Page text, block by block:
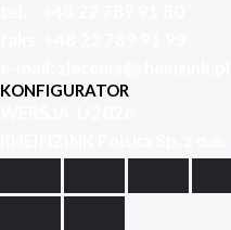
KONFIGURATOR